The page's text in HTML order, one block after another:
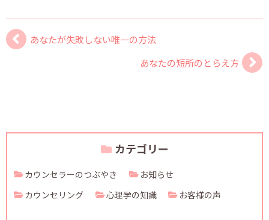
あなたが失敗しない唯一の方法
あなたの短所のとらえ方
カテゴリー
カウンセラーのつぶやき
お知らせ
カウンセリング
心理学の知識 お客様の声